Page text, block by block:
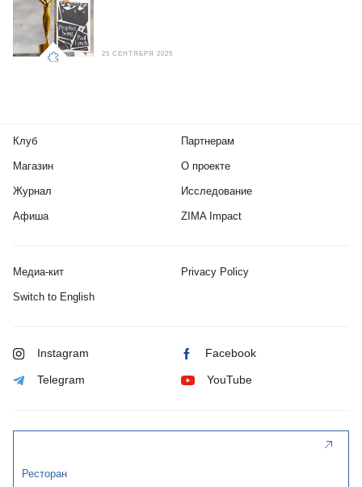
25 СЕНТЯБРЯ 2025
Клуб
Магазин
Журнал
Афиша
Партнерам
О проекте
Исследование
ZIMA Impact
Медиа-кит Privacy Policy
Switch to English
Instagram Facebook
Telegram YouTube
Ресторан